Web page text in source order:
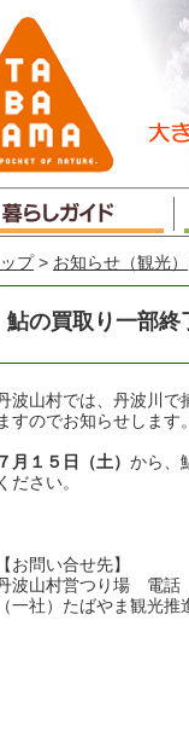
ップ > お知らせ（観光）
鮎の買取り一部終
波山村では、丹波川で
すのでお知らせします。
７月１５日（土） から、
ください。
【お問い合せ先】
波山村営つり場 電
（一社）たばやま観光